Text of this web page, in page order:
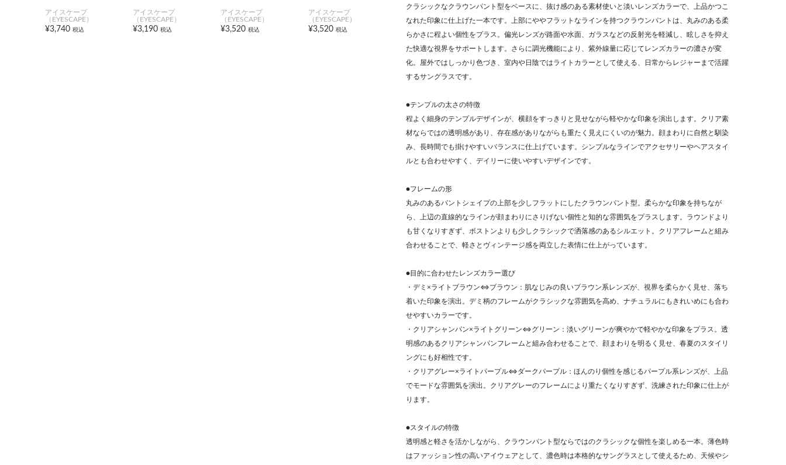
アイスケープ
（EYESCAPE）
¥3,740 税込
アイスケープ
（EYESCAPE）
¥3,190 税込
アイスケープ
（EYESCAPE）
¥3,520 税込
アイスケープ
（EYESCAPE）
¥3,520 税込
クラシックなクラウンパント型をベースに、抜け感のある素材使いと淡いレンズカラーで、上品かつこ
なれた印象に仕上げた一本です。上部にややフラットなラインを持つクラウンパントは、丸みのある柔
らかさに程よい個性をプラス。偏光レンズが路面や水面、ガラスなどの反射光を軽減し、眩しさを抑え
た快適な視界をサポートします。さらに調光機能により、紫外線量に応じてレンズカラーの濃さが変
化。屋外ではしっかり色づき、室内や日陰ではライトカラーとして使える、日常からレジャーまで活躍
するサングラスです。
●テンプルの太さの特徴
程よく細身のテンプルデザインが、横顔をすっきりと見せながら軽やかな印象を演出します。クリア素
材ならではの透明感があり、存在感がありながらも重たく見えにくいのが魅力。顔まわりに自然と馴染
み、長時間でも掛けやすいバランスに仕上げています。シンプルなラインでアクセサリーやヘアスタイ
ルとも合わせやすく、デイリーに使いやすいデザインです。
●フレームの形
丸みのあるパントシェイプの上部を少しフラットにしたクラウンパント型。柔らかな印象を持ちなが
ら、上辺の直線的なラインが顔まわりにさりげない個性と知的な雰囲気をプラスします。ラウンドより
も甘くなりすぎず、ボストンよりも少しクラシックで洒落感のあるシルエット。クリアフレームと組み
合わせることで、軽さとヴィンテージ感を両立した表情に仕上がっています。
●目的に合わせたレンズカラー選び
・デミ×ライトブラウン⇔ブラウン：肌なじみの良いブラウン系レンズが、視界を柔らかく見せ、落ち
着いた印象を演出。デミ柄のフレームがクラシックな雰囲気を高め、ナチュラルにもきれいめにも合わ
せやすいカラーです。
・クリアシャンパン×ライトグリーン⇔グリーン：淡いグリーンが爽やかで軽やかな印象をプラス。透
明感のあるクリアシャンパンフレームと組み合わせることで、顔まわりを明るく見せ、春夏のスタイリ
ングにも好相性です。
・クリアグレー×ライトパープル⇔ダークパープル：ほんのり個性を感じるパープル系レンズが、上品
でモードな雰囲気を演出。クリアグレーのフレームにより重たくなりすぎず、洗練された印象に仕上が
ります。
●スタイルの特徴
透明感と軽さを活かしながら、クラウンパント型ならではのクラシックな個性を楽しめる一本。薄色時
はファッション性の高いアイウェアとして、濃色時は本格的なサングラスとして使えるため、天候やシ